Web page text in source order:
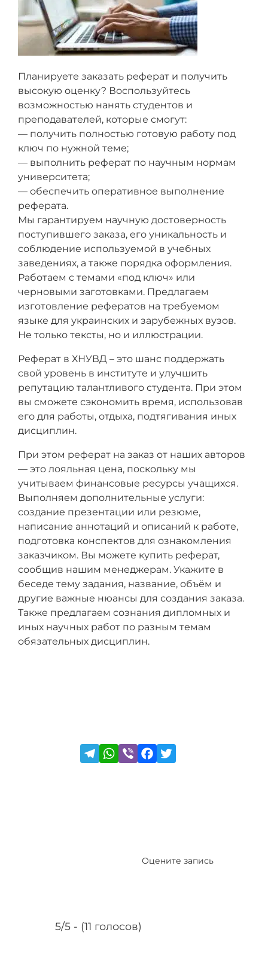
Планируете заказать реферат и получить
высокую оценку? Воспользуйтесь
возможностью нанять студентов и
преподавателей, которые смогут:
— получить полностью готовую работу под
ключ по нужной теме;
— выполнить реферат по научным нормам
университета;
— обеспечить оперативное выполнение
реферата.
Мы гарантируем научную достоверность
поступившего заказа, его уникальность и
соблюдение используемой в учебных
заведениях, а также порядка оформления.
Работаем с темами «под ключ» или
черновыми заготовками. Предлагаем
изготовление рефератов на требуемом
языке для украинских и зарубежных вузов.
Не только тексты, но и иллюстрации.
Реферат в ХНУВД – это шанс поддержать
свой уровень в институте и улучшить
репутацию талантливого студента. При этом
вы сможете сэкономить время, использовав
его для работы, отдыха, подтягивания иных
дисциплин.
При этом реферат на заказ от наших авторов
— это лояльная цена, поскольку мы
учитываем финансовые ресурсы учащихся.
Выполняем дополнительные услуги:
создание презентации или резюме,
написание аннотаций и описаний к работе,
подготовка конспектов для ознакомления
заказчиком. Вы можете купить реферат,
сообщив нашим менеджерам. Укажите в
беседе тему задания, название, объём и
другие важные нюансы для создания заказа.
Также предлагаем сознания дипломных и
иных научных работ по разным темам
обязательных дисциплин.
5/5 - (11 голосов)
Оцените запись